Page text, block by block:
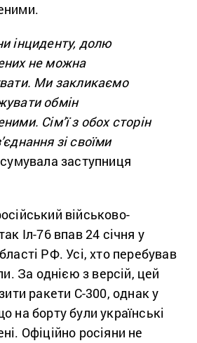
інциденту, долю
не можна
Ми закликаємо
обмін
Сім’ї з обох сторін
зі своїми
заступниця
військово-
Іл-76 впав 24 січня у
РФ. Усі, хто перебував
За однією з версій, цей
ракети С-300, однак у
на борту були українські
Офіційно росіяни не